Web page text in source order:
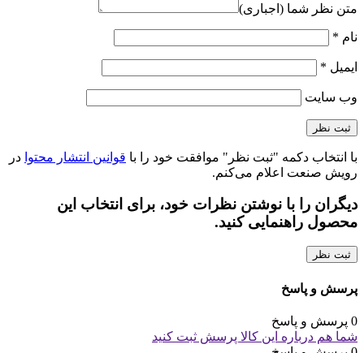
متن نظر شما (اجباری)
نام *
ایمیل *
وب‌ سایت
با انتخاب دکمه "ثبت نظر" موافقت خود را با قوانین انتشار محتوا در
رویش صنعت اعلام می‌کنم.
دیگران را با نوشتن نظرات خود، برای انتخاب این
محصول راهنمایی کنید.
ثبت نظر
پرسش و پاسخ
0 پرسش و پاسخ
شما هم درباره این کالا پرسش ثبت کنید